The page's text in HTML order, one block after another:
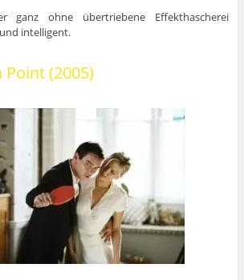
ganz ohne übertriebene Effekthascherei
intelligent.
Point (2005)